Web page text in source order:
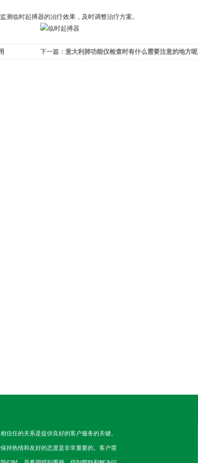
临时起搏器的治疗效果，及时调整治疗方案。
下一篇： 意大利肺功能仪检查时有什么需要注意的地方呢
信任的关系是提供良好的客户服务的关键。
持热情和友好的态度是非常重要的。客户需